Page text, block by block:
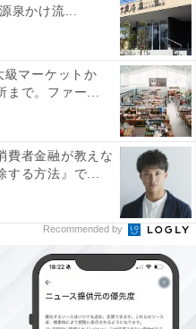
泉かけ流...
級マーケットか
まで。ファー...
費者金融が教えな
する方法』で...
Recommended by